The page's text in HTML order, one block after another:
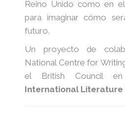
Reino Unido como en
para imaginar cómo
futuro.
Un proyecto de
National Centre for
el British Council
International Literature